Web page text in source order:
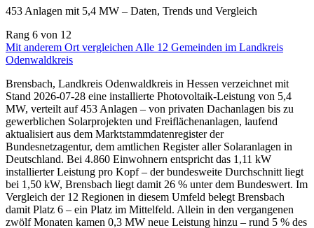
453 Anlagen mit 5,4 MW – Daten, Trends und Vergleich
Rang 6 von 12
Mit anderem Ort vergleichen Alle 12 Gemeinden im Landkreis
Odenwaldkreis
Brensbach, Landkreis Odenwaldkreis in Hessen verzeichnet mit
Stand 2026-07-28 eine installierte Photovoltaik-Leistung von 5,4
MW, verteilt auf 453 Anlagen – von privaten Dachanlagen bis zu
gewerblichen Solarprojekten und Freiflächenanlagen, laufend
aktualisiert aus dem Marktstammdatenregister der
Bundesnetzagentur, dem amtlichen Register aller Solaranlagen in
Deutschland. Bei 4.860 Einwohnern entspricht das 1,11 kW
installierter Leistung pro Kopf – der bundesweite Durchschnitt liegt
bei 1,50 kW, Brensbach liegt damit 26 % unter dem Bundeswert. Im
Vergleich der 12 Regionen in diesem Umfeld belegt Brensbach
damit Platz 6 – ein Platz im Mittelfeld. Allein in den vergangenen
zwölf Monaten kamen 0,3 MW neue Leistung hinzu – rund 5 % des